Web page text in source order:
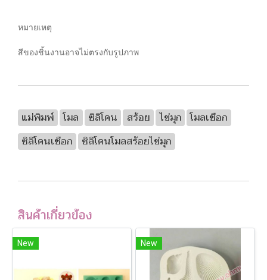
หมายเหตุ
สีของชิ้นงานอาจไม่ตรงกับรูปภาพ
แม่พิมพ์ โมล ซิลิโคน สร้อย ไข่มุก โมลเชือก
ซิลิโคนเชือก
ซิลิโคนโมลสร้อยไข่มุก
สินค้าเกี่ยวข้อง
New New